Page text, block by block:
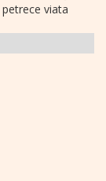
viata
si unic in
TreeHouse,
de